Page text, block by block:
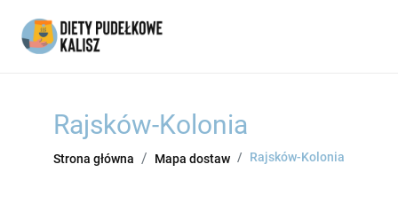
Rajsków-Kolonia
Strona główna Mapa dostaw Rajsków-Kolonia